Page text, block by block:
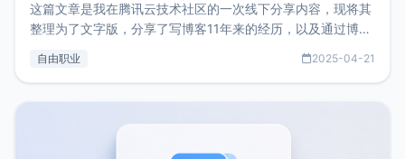
这篇文章是我在腾讯云技术社区的一次线下分享内容，现将其
整理为了文字版，分享了写博客11年来的经历，以及通过博客
了我的首个产品ImgURL的真实数据和产品现状。自我介绍大
自由职业 2025-04-21